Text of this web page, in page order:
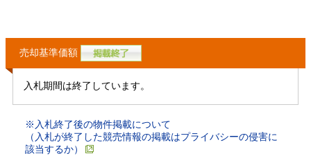
売却基準価額
入札期間は終了しています。
※入札終了後の物件掲載について
（入札が終了した競売情報の掲載はプライバシーの侵害に
該当するか）